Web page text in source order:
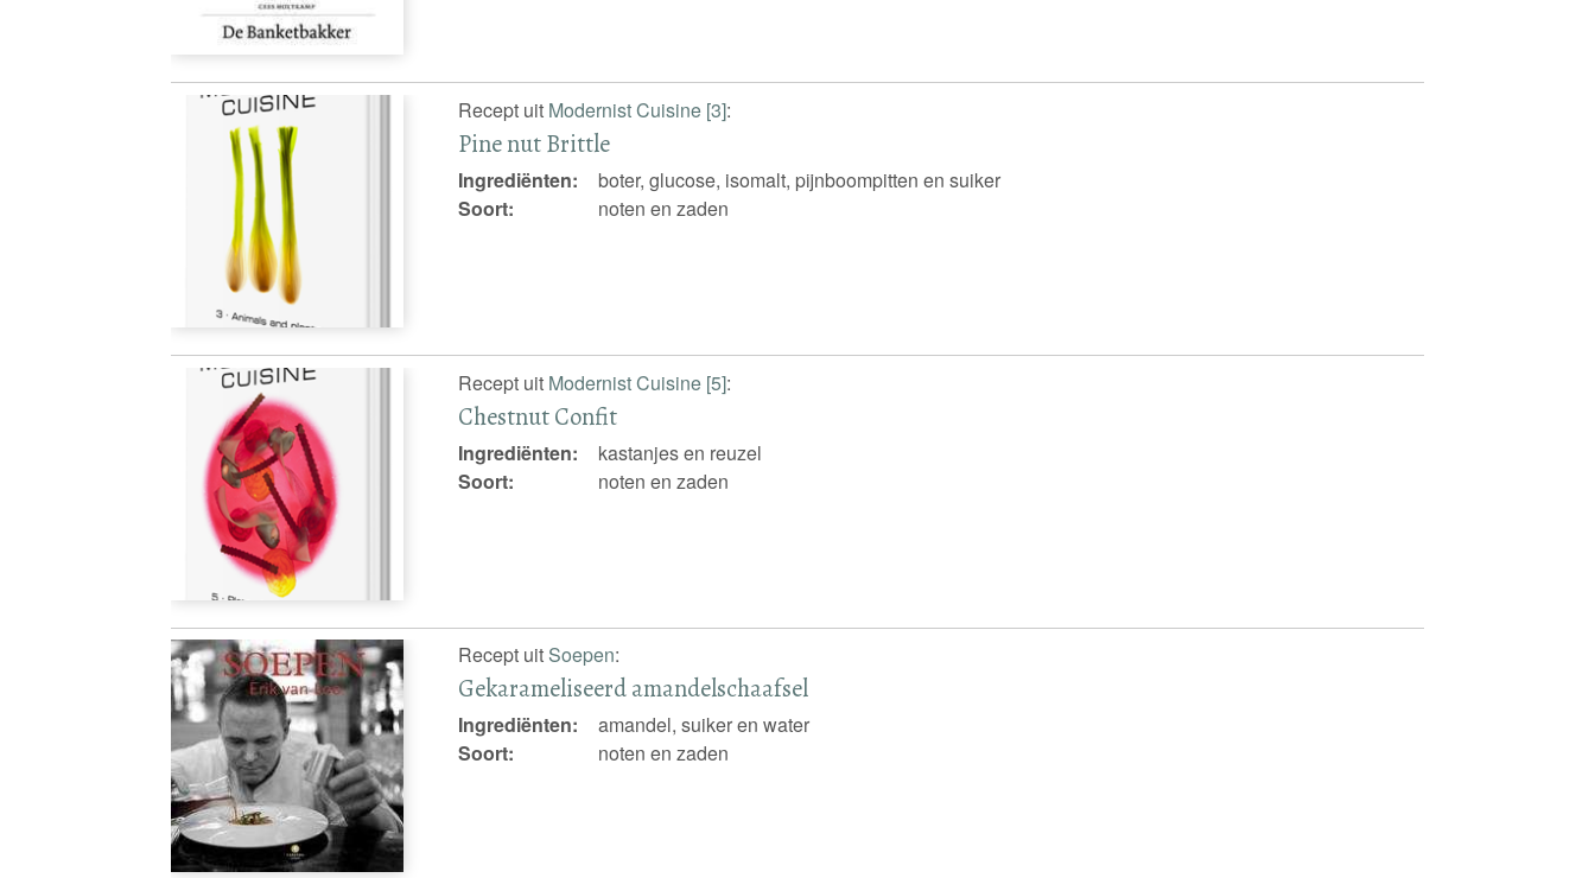
Recept uit Modernist Cuisine [3]:
Pine nut Brittle
Ingrediënten:
boter, glucose, isomalt, pijnboompitten en suiker
Soort:
noten en zaden
Recept uit Modernist Cuisine [5]:
Chestnut Confit
Ingrediënten:
kastanjes en reuzel
Soort:
noten en zaden
Recept uit Soepen:
Gekarameliseerd amandelschaafsel
Ingrediënten:
amandel, suiker en water
Soort:
noten en zaden